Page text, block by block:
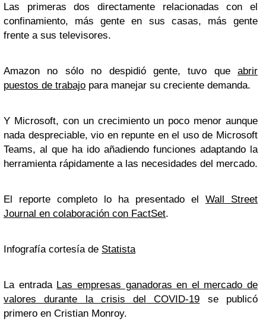
Las primeras dos directamente relacionadas con el
confinamiento, más gente en sus casas, más gente
frente a sus televisores.
Amazon no sólo no despidió gente, tuvo que abrir
puestos de trabajo para manejar su creciente demanda.
Y Microsoft, con un crecimiento un poco menor aunque
nada despreciable, vio en repunte en el uso de Microsoft
Teams, al que ha ido añadiendo funciones adaptando la
herramienta rápidamente a las necesidades del mercado.
El reporte completo lo ha presentado el Wall Street
Journal en colaboración con FactSet.
Infografía cortesía de Statista
La entrada Las empresas ganadoras en el mercado de
valores durante la crisis del COVID-19 se publicó
primero en Cristian Monroy.